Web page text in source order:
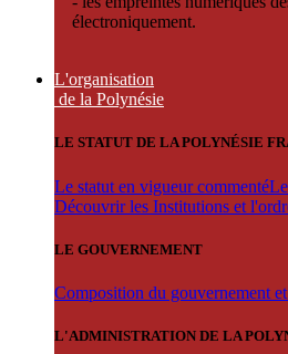
électroniquement.
L'organisation
de la Polynésie
LE STATUT DE LA POLYNÉSIE
Le statut en vigueur commenté
Découvrir les Institutions et
LE GOUVERNEMENT
Composition du gouvernement
L'ADMINISTRATION DE LA